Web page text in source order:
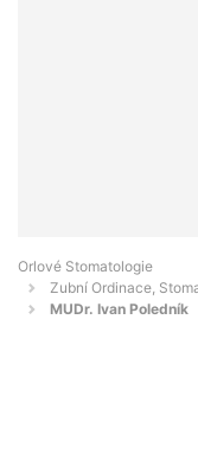
Orlové Stomatologie
Zubní Ordinace,
MUDr. Ivan Poledník